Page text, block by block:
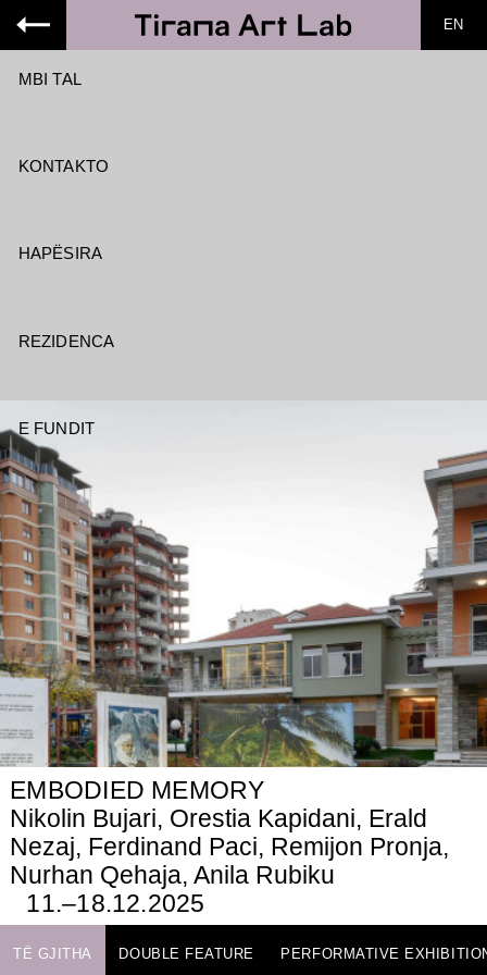
EN
MBI TAL
KONTAKTO
HAPËSIRA
E FUNDIT
EMBODIED MEMORY
Nikolin Bujari, Orestia Kapidani, Erald
Nezaj, Ferdinand Paci, Remijon Pronja,
Nurhan Qehaja, Anila Rubiku
11.–18.12.2025
REZIDENCA
TË GJITHA DOUBLE FEATURE PERFORMATIVE